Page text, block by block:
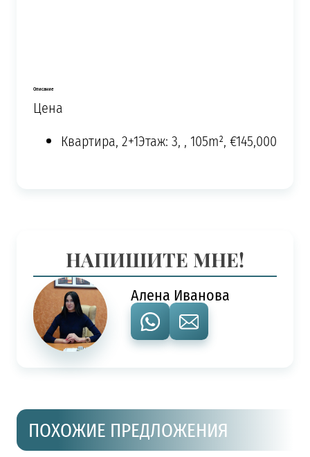
Описание
Цена
Квартира, 2+1Этаж: 3, , 105m², €145,000
НАПИШИТЕ МНЕ!
Алена Иванова
ПОХОЖИЕ ПРЕДЛОЖЕНИЯ